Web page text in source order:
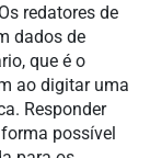
redatores de
dados de
que é o
ao digitar uma
Responder
possível